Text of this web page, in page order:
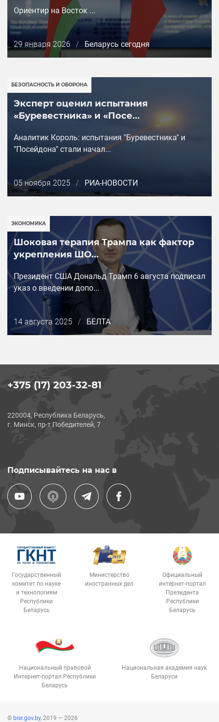
Ориентир на Восток ...
Дата
публикации
29 января 2026 / Беларусь сегодня
БЕЗОПАСНОСТЬ И ОБОРОНА
Эксперт оценил испытания
«Буревестника» и «Посе...
Аналитик Король: испытания "Буревестника" и
"Посейдона" стали начал...
Дата
публикации
05 ноября 2025 / РИА-НОВОСТИ
ЭКОНОМИКА
Шоковая терапия Трампа как фактор
укрепления ШО...
Президент США Дональд Трамп 6 августа подписал
указ о введении допо...
Дата
публикации
14 августа 2025 / БЕЛТА
+375 (17) 203-32-81
220004, Республика Беларусь,
г. Минск, пр-т Победителей, 7
Подписывайтесь на нас в
Государственный
комитет по науке
и технологиям
Республики
Беларусь
Министерство
иностранных дел
Официальный
интернет-портал
Президента
Республики
Беларусь
Национальный правовой
Интернет-портал Республики
Беларусь
Национальная академия наук
Беларуси
© bisr.gov.by, 2019 — 2026